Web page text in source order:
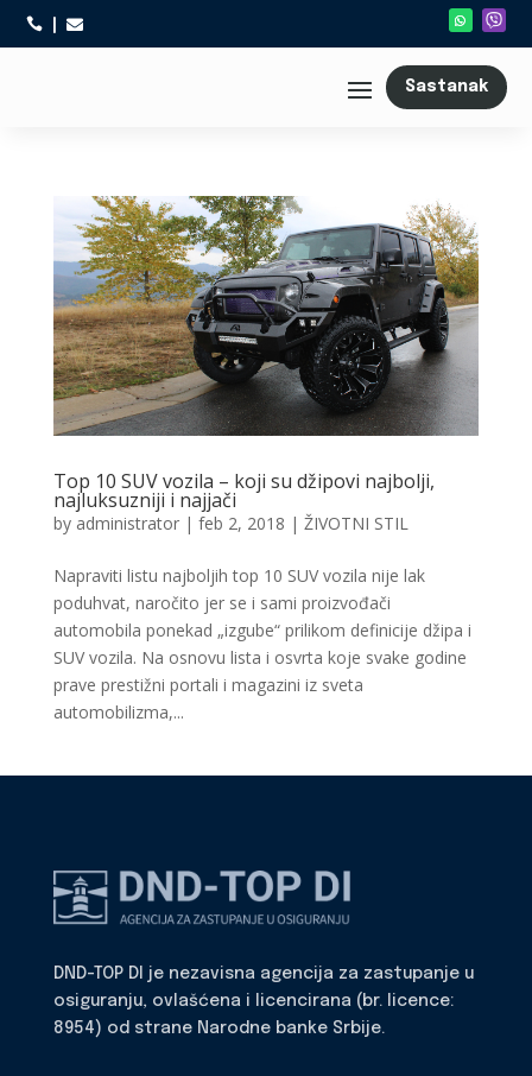
 
Sastanak
Top 10 SUV vozila – koji su džipovi najbolji,
najluksuzniji i najjači
by administrator| feb 2, 2018 | ŽIVOTNI STIL
Napraviti listu najboljih top 10 SUV vozila nije lak
poduhvat, naročito jer se i sami proizvođači
automobila ponekad „izgube“ prilikom definicije džipa i
SUV vozila. Na osnovu lista i osvrta koje svake godine
prave prestižni portali i magazini iz sveta
automobilizma,...
DND-TOP DI je nezavisna agencija za zastupanje u
osiguranju, ovlašćena i licencirana (br. licence:
8954) od strane Narodne banke Srbije.